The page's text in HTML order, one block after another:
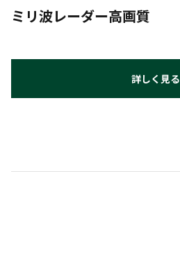
ミリ波レーダー高画質
詳しく見る